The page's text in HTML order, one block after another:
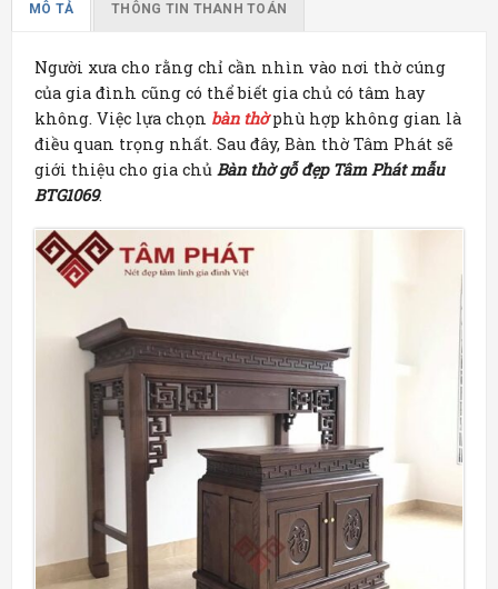
MÔ TẢ THÔNG TIN THANH TOÁN
Người xưa cho rằng chỉ cần nhìn vào nơi thờ cúng
của gia đình cũng có thể biết gia chủ có tâm hay
không. Việc lựa chọn bàn thờphù hợp không gian là
điều quan trọng nhất. Sau đây, Bàn thờ Tâm Phát sẽ
giới thiệu cho gia chủ Bàn thờ gỗ đẹp Tâm Phát mẫu
BTG1069.